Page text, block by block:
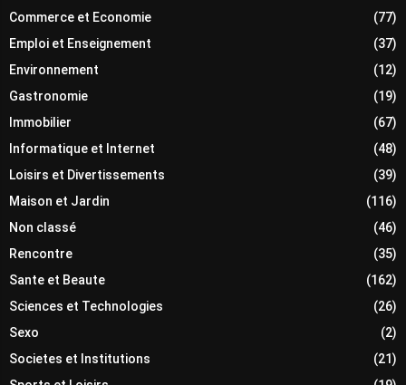
Commerce et Economie
(77)
Emploi et Enseignement
(37)
Environnement
(12)
Gastronomie
(19)
Immobilier
(67)
Informatique et Internet
(48)
Loisirs et Divertissements
(39)
Maison et Jardin
(116)
Non classé
(46)
Rencontre
(35)
Sante et Beaute
(162)
Sciences et Technologies
(26)
Sexo
(2)
Societes et Institutions
(21)